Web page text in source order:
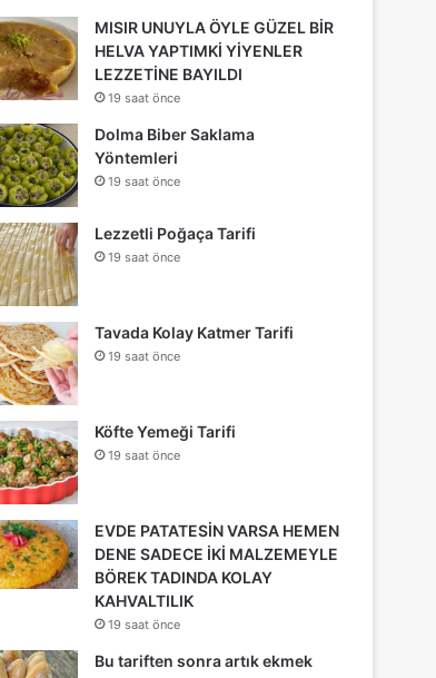
MISIR UNUYLA ÖYLE GÜZEL BİR
HELVA YAPTIMKİ YİYENLER
LEZZETİNE BAYILDI
19 saat önce
Dolma Biber Saklama
Yöntemleri
19 saat önce
Lezzetli Poğaça Tarifi
19 saat önce
Tavada Kolay Katmer Tarifi
19 saat önce
Köfte Yemeği Tarifi
19 saat önce
EVDE PATATESİN VARSA HEMEN
DENE SADECE İKİ MALZEMEYLE
BÖREK TADINDA KOLAY
KAHVALTILIK
19 saat önce
Bu tariften sonra artık ekmek